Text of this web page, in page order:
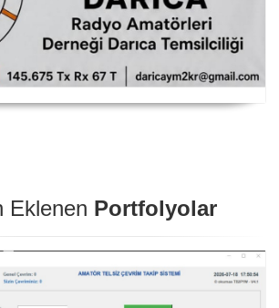
Darıca Temsilciliği YM2KR
Eklenen Portfolyolar